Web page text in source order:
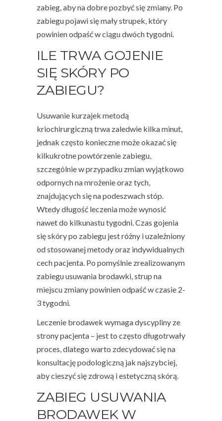
zabieg, aby na dobre pozbyć się zmiany. Po
zabiegu pojawi się mały strupek, który
powinien odpaść w ciągu dwóch tygodni.
ILE TRWA GOJENIE
SIĘ SKÓRY PO
ZABIEGU?
Usuwanie kurzajek metodą
kriochirurgiczną trwa zaledwie kilka minut,
jednak często konieczne może okazać się
kilkukrotne powtórzenie zabiegu,
szczególnie w przypadku zmian wyjątkowo
odpornych na mrożenie oraz tych,
znajdujących się na podeszwach stóp.
Wtedy długość leczenia może wynosić
nawet do kilkunastu tygodni. Czas gojenia
się skóry po zabiegu jest różny i uzależniony
od stosowanej metody oraz indywidualnych
cech pacjenta. Po pomyślnie zrealizowanym
zabiegu usuwania brodawki, strup na
miejscu zmiany powinien odpaść w czasie 2-
3 tygodni.
Leczenie brodawek wymaga dyscypliny ze
strony pacjenta – jest to często długotrwały
proces, dlatego warto zdecydować się na
konsultację podologiczną jak najszybciej,
aby cieszyć się zdrową i estetyczną skórą.
ZABIEG USUWANIA
BRODAWEK W